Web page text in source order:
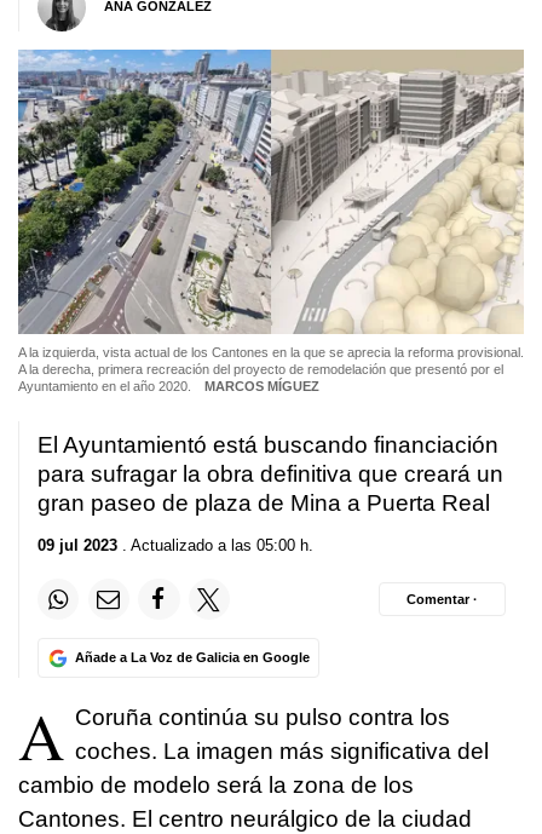
ANA GONZÁLEZ
A la izquierda, vista actual de los Cantones en la que se aprecia la reforma provisional.
A la derecha, primera recreación del proyecto de remodelación que presentó por el
Ayuntamiento en el año 2020.
MARCOS MÍGUEZ
El Ayuntamientó está buscando financiación
para sufragar la obra definitiva que creará un
gran paseo de plaza de Mina a Puerta Real
09 jul 2023 . Actualizado a las 05:00 h.
Añade a La Voz de Galicia en Google
Comentar ·
A Coruña continúa su pulso contra los
coches. La imagen más significativa del
cambio de modelo será la zona de los
Cantones. El centro neurálgico de la ciudad